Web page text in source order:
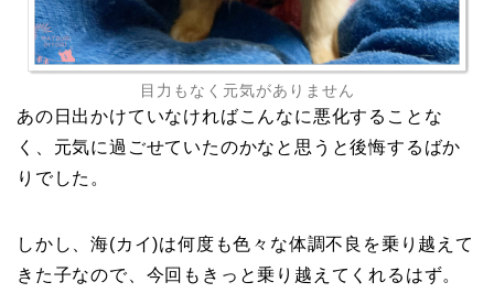
目力もなく元気がありません
あの日出かけていなければこんなに悪化することな
く、元気に過ごせていたのかなと思うと後悔するばか
りでした。
しかし、海(カイ)は何度も色々な体調不良を乗り越えて
きた子なので、今回もきっと乗り越えてくれるはず。